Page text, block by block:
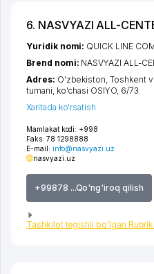
6. NASVYAZI ALL-
Mamlakat kodi: +998
Faks: 78 1298888
E-mail: info@nasvyazi.uz
nasvyazi.uz
+99878 ...Qo'ng'iroq qilish
Tashkilot tegishli bo'lgan
Yuridik nomi: QUICK LINE
Brend nomi: NASVYAZI ALL-
Adres: O'zbekiston,Toshkent
tumani, ko'chasi OSIYO, 6/73
Xaritada ko'rsatish